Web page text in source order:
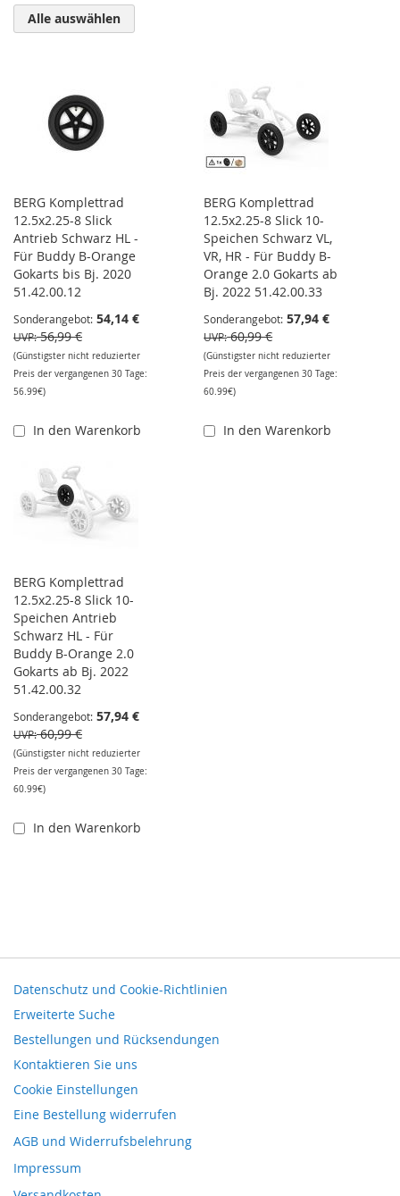
Alle auswählen
BERG Komplettrad
12.5x2.25-8 Slick
Antrieb Schwarz HL -
Für Buddy B-Orange
Gokarts bis Bj. 2020
51.42.00.12
Sonderangebot 54,14 €
UVP 56,99 €
(Günstigster nicht reduzierter
Preis der vergangenen 30 Tage:
56.99€)
In den Warenkorb
BERG Komplettrad
12.5x2.25-8 Slick 10-
Speichen Schwarz VL,
VR, HR - Für Buddy B-
Orange 2.0 Gokarts ab
Bj. 2022 51.42.00.33
Sonderangebot 57,94 €
UVP 60,99 €
(Günstigster nicht reduzierter
Preis der vergangenen 30 Tage:
60.99€)
In den Warenkorb
BERG Komplettrad
12.5x2.25-8 Slick 10-
Speichen Antrieb
Schwarz HL - Für
Buddy B-Orange 2.0
Gokarts ab Bj. 2022
51.42.00.32
Sonderangebot 57,94 €
UVP 60,99 €
(Günstigster nicht reduzierter
Preis der vergangenen 30 Tage:
60.99€)
In den Warenkorb
Datenschutz und Cookie-Richtlinien
Erweiterte Suche
Bestellungen und Rücksendungen
Kontaktieren Sie uns
Cookie Einstellungen
Eine Bestellung widerrufen
AGB und Widerrufsbelehrung
Impressum